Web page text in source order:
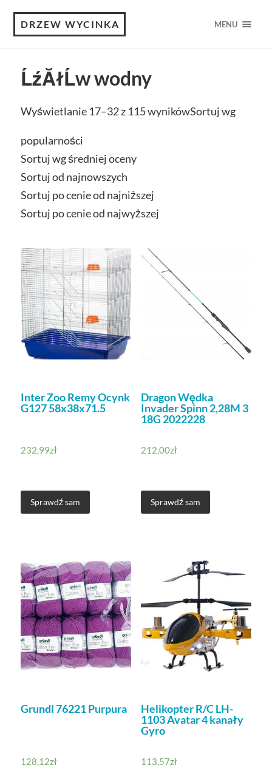
DRZEW WYCINKA MENU
ĹźĂłĹw wodny
Wyświetlanie 17–32 z 115 wynikówSortuj wg
popularności
Sortuj wg średniej oceny
Sortuj od najnowszych
Sortuj po cenie od najniższej
Sortuj po cenie od najwyższej
Inter Zoo Remy Ocynk
G127 58x38x71.5
232,99zł
Sprawdź sam
Dragon Wędka
Invader Spinn 2,28M 3
18G 2022228
212,00zł
Sprawdź sam
Grundl 76221 Purpura
128,12zł
Helikopter R/C LH-
1103 Avatar 4 kanały
Gyro
113,57zł